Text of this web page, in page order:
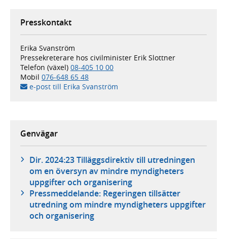
Presskontakt
Erika Svanström
Pressekreterare hos civilminister Erik Slottner
Telefon (växel) 08-405 10 00
Mobil 076-648 65 48
e-post till Erika Svanström
Genvägar
Dir. 2024:23 Tilläggsdirektiv till utredningen
om en översyn av mindre myndigheters
uppgifter och organisering
Pressmeddelande: Regeringen tillsätter
utredning om mindre myndigheters uppgifter
och organisering